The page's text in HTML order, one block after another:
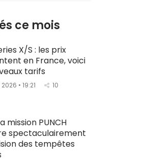
ce mois
X/S : les prix
en France, voici
tarifs
• 19:21 10
mission PUNCH
spectaculairement
des tempêtes